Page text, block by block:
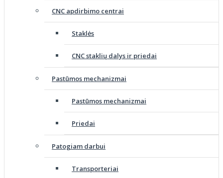
CNC apdirbimo centrai
Staklės
CNC staklių dalys ir priedai
Pastūmos mechanizmai
Pastūmos mechanizmai
Priedai
Patogiam darbui
Transporteriai